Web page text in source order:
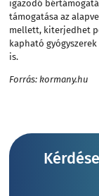
igazodó
támogatása az
mellett, kiterjedhet
kapható
is.
Forrás: kormany.hu